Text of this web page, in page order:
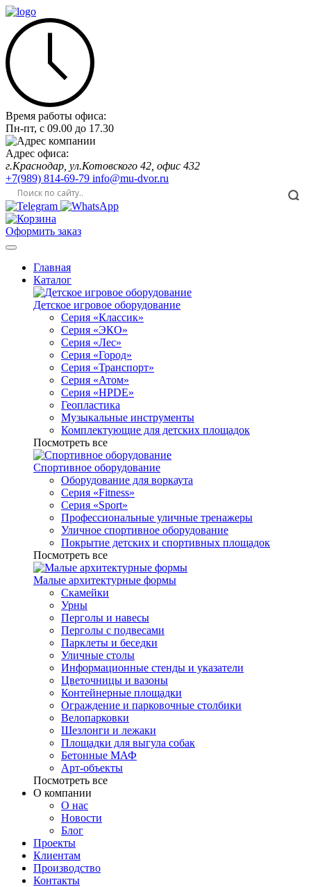
Время работы офиса:
Пн-пт, с 09.00 до 17.30
Адрес офиса:
г.Краснодар, ул.Котовского 42, офис 432
+7(989) 814-69-79 info@mu-dvor.ru
Оформить заказ
Главная
Каталог
Детское игровое оборудование
Серия «Классик»
Серия «ЭКО»
Серия «Лес»
Серия «Город»
Серия «Транспорт»
Серия «Атом»
Серия «HPDE»
Геопластика
Музыкальные инструменты
Комплектующие для детских площадок
Посмотреть все
Спортивное оборудование
Оборудование для воркаута
Серия «Fitness»
Серия «Sport»
Профессиональные уличные тренажеры
Уличное спортивное оборудование
Покрытие детских и спортивных площадок
Посмотреть все
Малые архитектурные формы
Скамейки
Урны
Перголы и навесы
Перголы с подвесами
Парклеты и беседки
Уличные столы
Информационные стенды и указатели
Цветочницы и вазоны
Контейнерные площадки
Ограждение и парковочные столбики
Велопарковки
Шезлонги и лежаки
Площадки для выгула собак
Бетонные МАФ
Арт-объекты
Посмотреть все
О компании
О нас
Новости
Блог
Проекты
Клиентам
Производство
Контакты